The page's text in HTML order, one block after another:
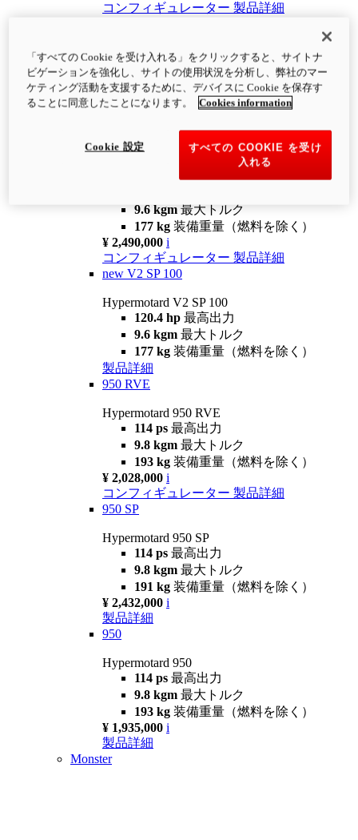
コンフィギュレーター 製品詳細
Hypermotard V2
120.4 hp最高出力
9.6 kgm最大トルク
180 kg装備重量（燃料を除く）
コンフィギュレーター 製品詳細
newV2 SP
Hypermotard V2 SP
9.6 kgm 最大トルク
177 kg 装備重量（燃料を除く）
¥ 2,490,000 i
コンフィギュレーター 製品詳細
new V2 SP 100
Hypermotard V2 SP 100
120.4 hp 最高出力
9.6 kgm 最大トルク
177 kg 装備重量（燃料を除く）
製品詳細
950 RVE
Hypermotard 950 RVE
114 ps 最高出力
9.8 kgm 最大トルク
193 kg 装備重量（燃料を除く）
¥ 2,028,000 i
コンフィギュレーター 製品詳細
950 SP
Hypermotard 950 SP
114 ps 最高出力
9.8 kgm 最大トルク
191 kg 装備重量（燃料を除く）
¥ 2,432,000 i
製品詳細
950
Hypermotard 950
114 ps 最高出力
9.8 kgm 最大トルク
193 kg 装備重量（燃料を除く）
¥ 1,935,000 i
製品詳細
Monster
「すべての Cookie を受け入れる」をクリックすると、サイトナ
ビゲーションを強化し、サイトの使用状況を分析し、弊社のマー
ケティング活動を支援するために、デバイスに Cookie を保存す
ることに同意したことになります。
Cookies information
すべての COOKIE を受け
入れる
Cookie 設定